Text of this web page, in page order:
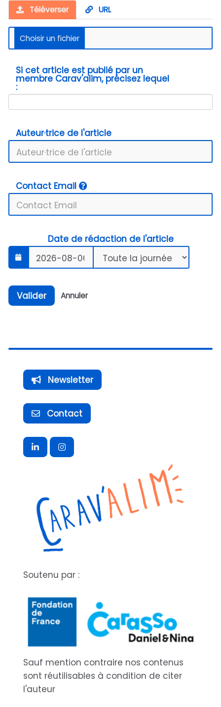
Téléverser URL
Si cet article est publié par un
membre Carav'alim, précisez lequel
:
Auteur·trice de l'article
Contact Email
Date de rédaction de l'article
Valider Annuler
Newsletter
Contact
Soutenu par :
Sauf mention contraire nos contenus
sont réutilisables à condition de citer
l'auteur